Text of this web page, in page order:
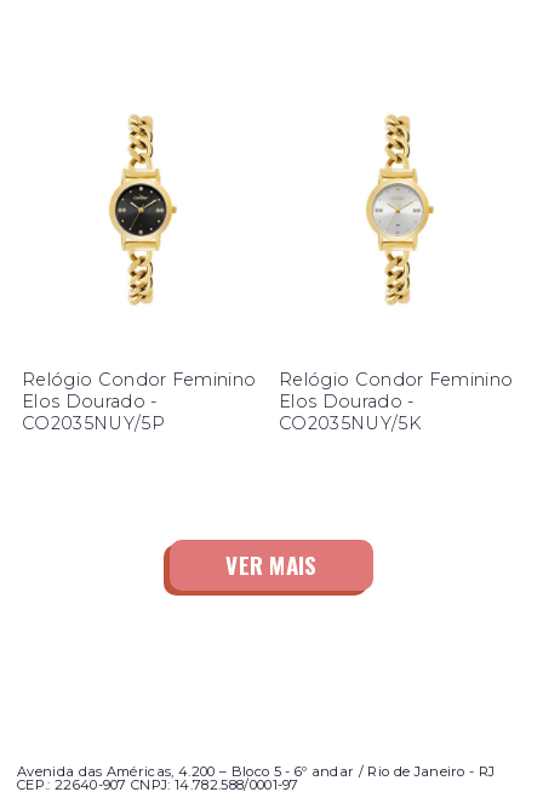
Relógio Condor Feminino
Elos Dourado -
CO2035NUY/5P
Relógio Condor Feminino
Elos Dourado -
CO2035NUY/5K
Avenida das Américas, 4.200 – Bloco 5 - 6º andar / Rio de Janeiro - RJ
CEP.: 22640-907 CNPJ: 14.782.588/0001-97